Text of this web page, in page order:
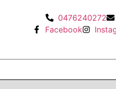
0476240272
Facebook